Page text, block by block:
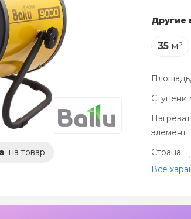
на товар
Другие
35м²
Ступени
элемент
Страна
Все